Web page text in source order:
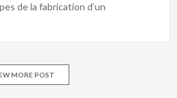
de la fabrication d’un
MORE POST